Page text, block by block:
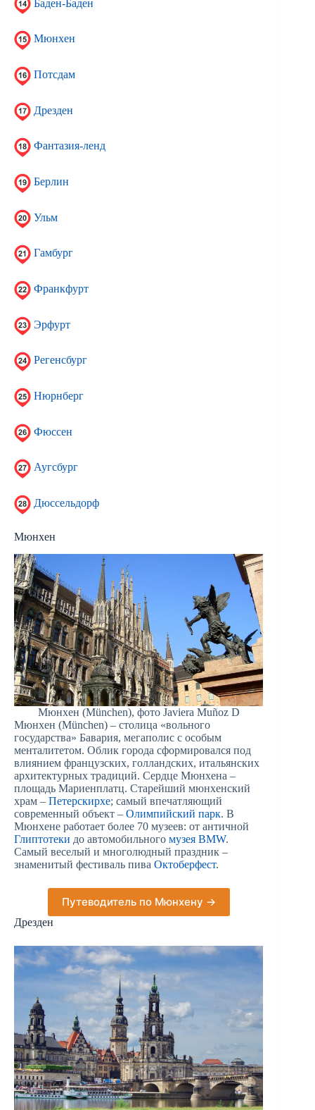
Баден-Баден
Мюнхен
Потсдам
Дрезден
Фантазия-ленд
Берлин
Ульм
Гамбург
Франкфурт
Эрфурт
Регенсбург
Нюрнберг
Фюссен
Аугсбург
Дюссельдорф
Мюнхен
Мюнхен (München), фото Javiera Muñoz D
Мюнхен (München) – столица «вольного
государства» Бавария, мегаполис с особым
менталитетом. Облик города сформировался под
влиянием французских, голландских, итальянских
архитектурных традиций. Сердце Мюнхена –
площадь Мариенплатц. Старейший мюнхенский
храм – Петерскирхе; самый впечатляющий
современный объект – Олимпийский парк. В
Мюнхене работает более 70 музеев: от античной
Глиптотеки до автомобильного музея BMW.
Самый веселый и многолюдный праздник –
знаменитый фестиваль пива Октоберфест.
Путеводитель по Мюнхену →
Дрезден